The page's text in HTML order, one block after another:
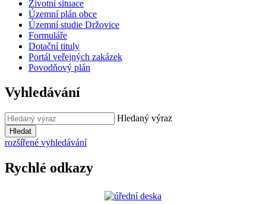
Životní situace
Územní plán obce
Územní studie Držovice
Formuláře
Dotační tituly
Portál veřejných zakázek
Povodňový plán
Vyhledávání
Hledaný výraz
Hledat
rozšířené vyhledávání
Rychlé odkazy